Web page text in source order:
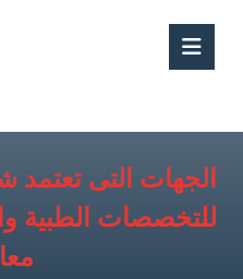
الجهات التى تعتمد
للتخصصات الطبية